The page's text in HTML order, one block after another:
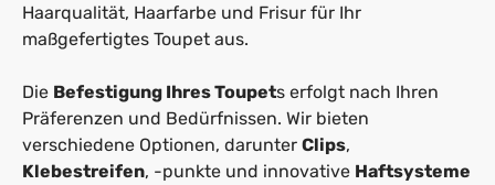
Haarqualität, Haarfarbe und Frisur für Ihr
maßgefertigtes Toupet aus.
Die Befestigung Ihres Toupets erfolgt nach Ihren
Präferenzen und Bedürfnissen. Wir bieten
verschiedene Optionen, darunter Clips,
Klebestreifen, -punkte und innovative Haftsysteme